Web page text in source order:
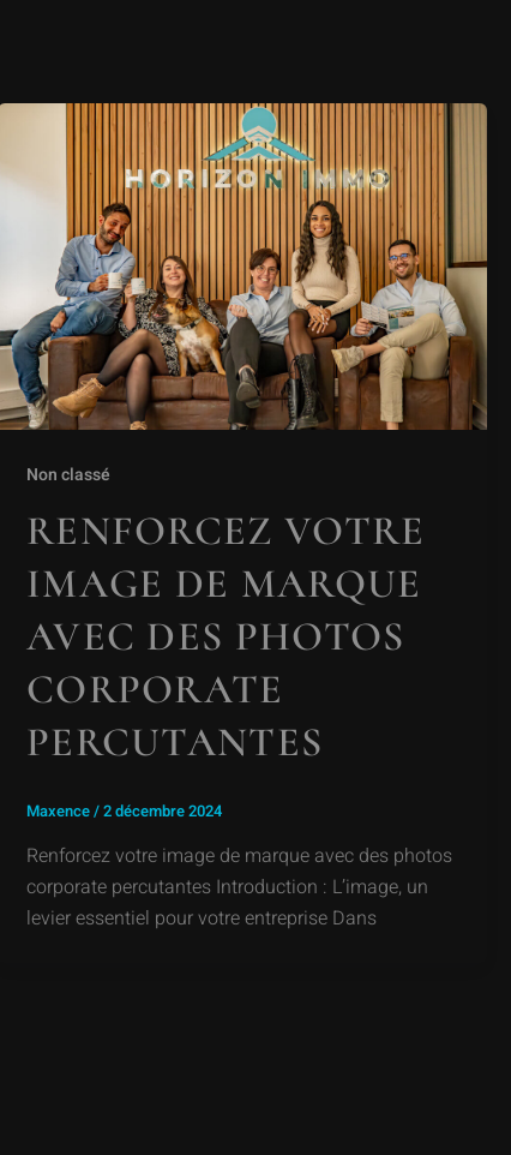
Non classé
RENFORCEZ VOTRE
IMAGE DE MARQUE
AVEC DES PHOTOS
CORPORATE
PERCUTANTES
Maxence/2 décembre 2024
Renforcez votre image de marque avec des photos
corporate percutantes Introduction : L’image, un
levier essentiel pour votre entreprise Dans